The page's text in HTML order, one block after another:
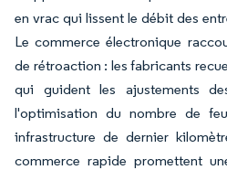
en vrac qui lissent le débit des
Le commerce électronique
de rétroaction : les fabricants
qui guident les ajustements
l'optimisation du nombre de
infrastructure de dernier
commerce rapide promettent